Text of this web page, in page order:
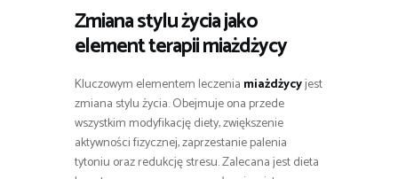
Zmiana stylu życia jako
element terapii miażdżycy
Kluczowym elementem leczenia miażdżycyjest
zmiana stylu życia. Obejmuje ona przede
wszystkim modyfikację diety, zwiększenie
aktywności fizycznej, zaprzestanie palenia
tytoniu oraz redukcję stresu. Zalecana jest dieta